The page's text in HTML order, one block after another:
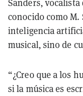
Sanders,
conocido como M.
inteligencia
musical, sino de
“¿Creo que a los
si la música es